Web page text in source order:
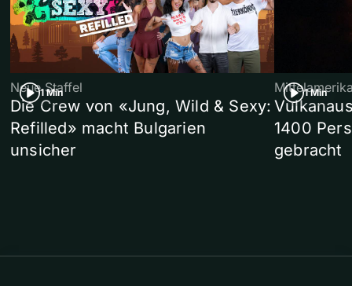
1 Min
Neue Staffel
Die Crew von «Jung, Wild & Sexy:
Refilled» macht Bulgarien
unsicher
1 Min
1400
gebracht